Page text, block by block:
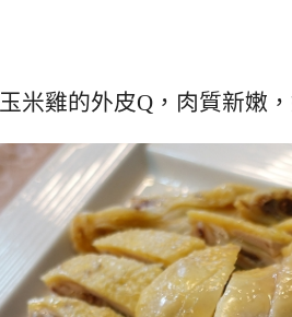
玉米雞的外皮Q，肉質新嫩